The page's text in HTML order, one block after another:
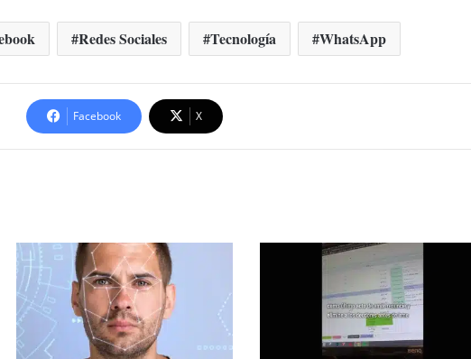
Redes Sociales Tecnología WhatsApp
Facebook X